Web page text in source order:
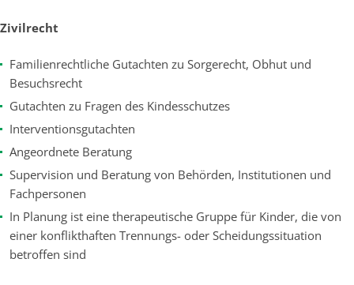
Zivilrecht
Familienrechtliche Gutachten zu Sorgerecht, Obhut und
Besuchsrecht
Gutachten zu Fragen des Kindesschutzes
Interventionsgutachten
Angeordnete Beratung
Supervision und Beratung von Behörden, Institutionen und
Fachpersonen
In Planung ist eine therapeutische Gruppe für Kinder, die von
einer konflikthaften Trennungs- oder Scheidungssituation
betroffen sind